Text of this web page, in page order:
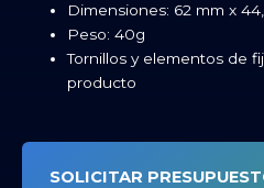
Dimensiones: 62 mm x
Peso: 40g
Tornillos y elementos de
producto
SOLICITAR